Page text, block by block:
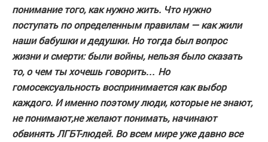
понимание того, как нужно жить. Что нужно
поступать по определенным правилам — как жили
наши бабушки и дедушки. Но тогда был вопрос
жизни и смерти: были войны, нельзя было сказать
то, о чем ты хочешь говорить… Но
гомосексуальность воспринимается как выбор
каждого. И именно поэтому люди, которые не знают,
не понимают,не желают понимать, начинают
обвинять ЛГБТ-людей. Во всем мире уже давно все